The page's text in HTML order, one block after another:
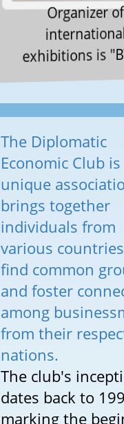
Organizer of
exhibitions is
The Diplomatic
Economic Club is
unique
brings together
individuals from
various
find common
and foster
among
from their
nations.
The club's
dates back to
marking the